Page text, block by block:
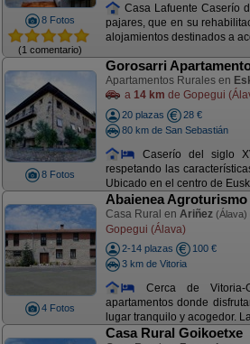
8 Fotos
(1 comentario)
Casa Lafuente Caserío
pajares, que en su
alojamientos destinados a
8 Fotos
Gorosarri
Apartamentos Rurales en
a 14 km de Gopegui
20 plazas
28 €
80 km de San Sebastián
Caserío del siglo
respetando las
Ubicado en el centro de
4 Fotos
Abaienea
Casa Rural en Ariñez (Álava)
Gopegui (Álava)
2-14 plazas
100 €
3 km de Vitoria
Cerca de Vitoria-
apartamentos donde
lugar tranquilo y acogedor.
Casa Rural Goikoetxe